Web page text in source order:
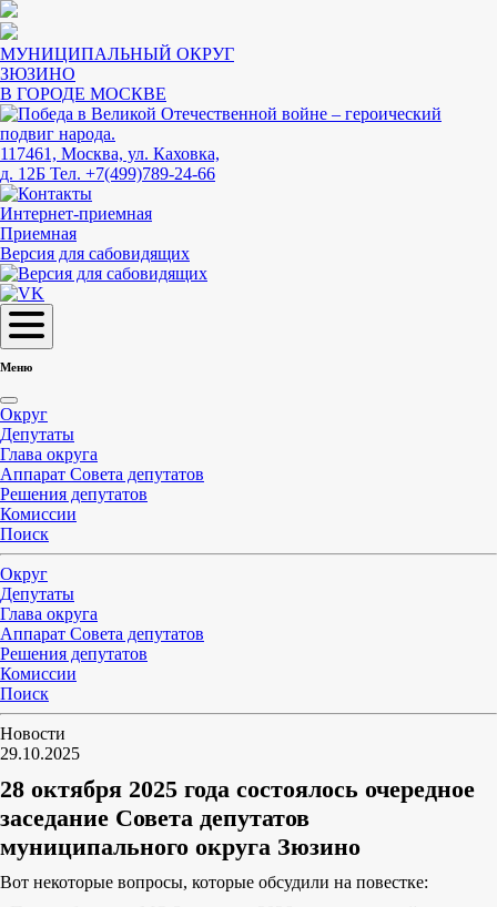
МУНИЦИПАЛЬНЫЙ ОКРУГ
ЗЮЗИНО
В ГОРОДЕ МОСКВЕ
117461, Москва, ул. Каховка,
д. 12Б Тел. +7(499)789-24-66
Интернет-приемная
Приемная
Версия для сабовидящих
Меню
Округ
Депутаты
Глава округа
Аппарат Совета депутатов
Решения депутатов
Комиссии
Поиск
Округ
Депутаты
Глава округа
Аппарат Совета депутатов
Решения депутатов
Комиссии
Поиск
Новости
29.10.2025
28 октября 2025 года состоялось очередное
заседание Совета депутатов
муниципального округа Зюзино
Вот некоторые вопросы, которые обсудили на повестке: